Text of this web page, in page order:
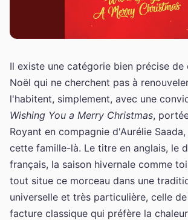
Il existe une catégorie bien précise de
Noël qui ne cherchent pas à
l'habitent, simplement, avec une
Wishing You a Merry Christmas,
Royant en compagnie d'Aurélie
cette famille-là. Le titre en anglais, le
français, la saison hivernale comme
tout situe ce morceau dans une
universelle et très particulière, celle
facture classique qui préfère la